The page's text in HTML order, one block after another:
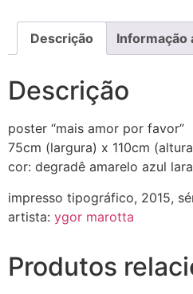
Descrição Informação
Descrição
poster “mais amor por favor”
75cm (largura) x 110cm
cor: degradê amarelo azul
impresso tipográfico, 2015,
artista: ygor marotta
Produtos